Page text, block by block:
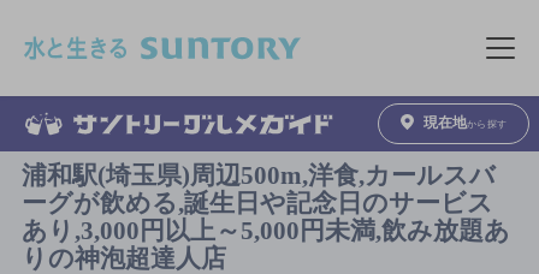
メニュ
現在地から探す
浦和駅(埼玉県)周辺500m,洋食,カールスバ
ーグが飲める,誕生日や記念日のサービス
あり,3,000円以上～5,000円未満,飲み放題あ
りの神泡超達人店